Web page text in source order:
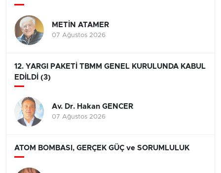
METİN ATAMER
07 Ağustos 2026
12. YARGI PAKETİ TBMM GENEL KURULUNDA KABUL
EDİLDİ (3)
Av. Dr. Hakan GENCER
07 Ağustos 2026
ATOM BOMBASI, GERÇEK GÜÇ ve SORUMLULUK